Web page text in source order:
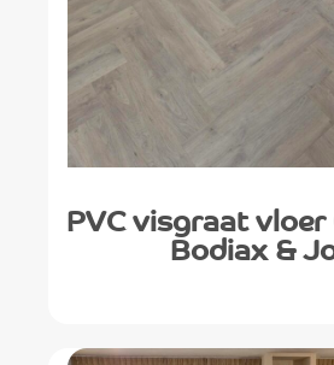
PVC visgraat
Bodiax &